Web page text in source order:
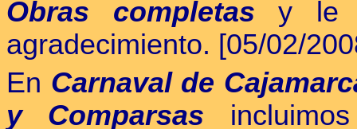
Obras completas y le
agradecimiento. [05/02/
En Carnaval de
y Comparsas